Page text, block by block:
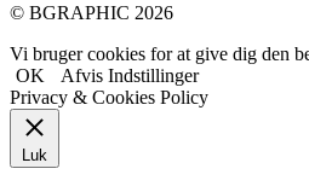
© BGRAPHIC 2026
Vi bruger cookies for at give dig den
OK
Afvis Indstillinger
Privacy & Cookies Policy
Luk